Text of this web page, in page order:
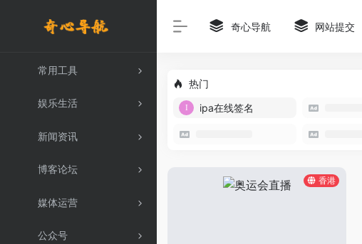
常用工具
娱乐生活
新闻资讯
博客论坛
媒体运营
公众号
奇心导航 网站提交
热门
ipa在线签名
香港